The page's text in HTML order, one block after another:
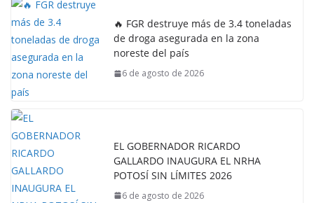
🔥 FGR destruye más de 3.4 toneladas
de droga asegurada en la zona
noreste del país
6 de agosto de 2026
EL GOBERNADOR RICARDO
GALLARDO INAUGURA EL NRHA
POTOSÍ SIN LÍMITES 2026
6 de agosto de 2026